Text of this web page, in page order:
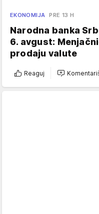
EKONOMIJA PRE 13 H
Narodna banka
6. avgust:
prodaju valute
Reaguj